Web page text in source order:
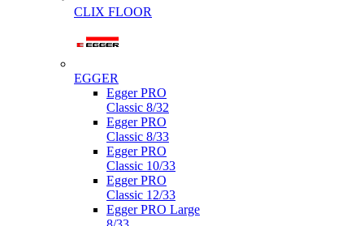
CLIX FLOOR
EGGER
Egger PRO
Classic 8/32
Egger PRO
Classic 8/33
Egger PRO
Classic 10/33
Egger PRO
Classic 12/33
Egger PRO Large